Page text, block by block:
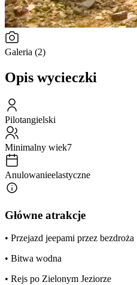
Galeria (2)
Opis wycieczki
Pilotangielski
Minimalny wiek7
Anulowanieelastyczne
Główne atrakcje
• Przejazd jeepami przez bezdroża
• Bitwa wodna
• Rejs po Zielonym Jeziorze